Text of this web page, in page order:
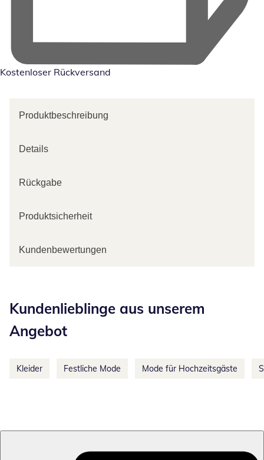
Kostenloser Rückversand
Produktbeschreibung
Details
Rückgabe
Produktsicherheit
Kundenbewertungen
Kundenlieblinge aus unserem
Angebot
Kleider Festliche Mode Mode für Hochzeitsgäste